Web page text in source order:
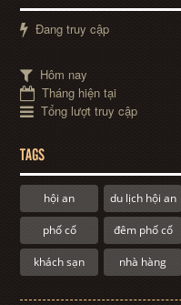
Đang truy cập
Hôm nay
Tháng hiện tại
Tổng lượt truy cập
TAGS
hội an du lịch hội an
phố cổ đêm phố cổ
khách sạn nhà hàng